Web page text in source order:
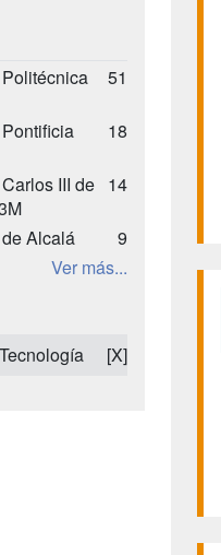
51
18
III de 14
Alcalá
9
Ver más...
[X]